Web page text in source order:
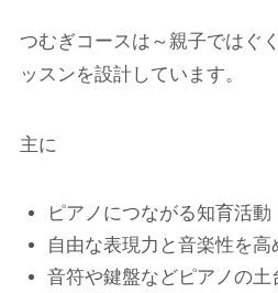
つむぎコースは～親子ではぐ
ッスンを設計しています。
主に
ピアノにつながる知育活動
自由な表現力と音楽性を
音符や鍵盤などピアノの